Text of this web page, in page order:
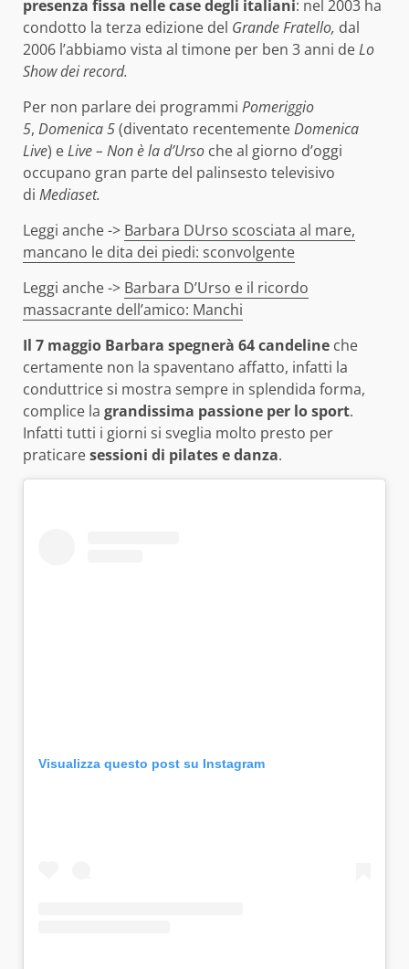
presenza fissa nelle case degli italiani: nel 2003 ha
condotto la terza edizione del Grande Fratello, dal
2006 l’abbiamo vista al timone per ben 3 anni deLo
Show dei record.
Per non parlare dei programmi Pomeriggio
5, Domenica 5(diventato recentementeDomenica
Live) eLive – Non è la d’Urso che al giorno d’oggi
occupano gran parte del palinsesto televisivo
di Mediaset.
Leggi anche -> Barbara DUrso scosciata al mare,
mancano le dita dei piedi: sconvolgente
Leggi anche -> Barbara D’Urso e il ricordo
massacrante dell’amico: Manchi
Il 7 maggio Barbara spegnerà 64 candeline che
certamente non la spaventano affatto, infatti la
conduttrice si mostra sempre in splendida forma,
complice la grandissima passione per lo sport.
Infatti tutti i giorni si sveglia molto presto per
praticaresessioni di pilates e danza.
Visualizza questo post su Instagram